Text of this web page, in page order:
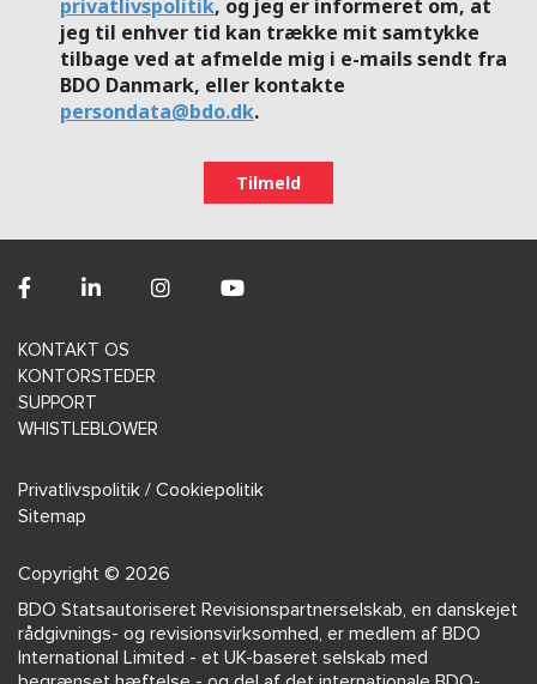
privatlivspolitik, og jeg er informeret om, at
jeg til enhver tid kan trække mit samtykke
tilbage ved at afmelde mig i e-mails sendt fra
BDO Danmark, eller kontakte
persondata@bdo.dk.
Tilmeld
KONTAKT OS
KONTORSTEDER
SUPPORT
WHISTLEBLOWER
Privatlivspolitik / Cookiepolitik
Sitemap
Copyright © 2026
BDO Statsautoriseret Revisionspartnerselskab, en danskejet
rådgivnings- og revisionsvirksomhed, er medlem af BDO
International Limited - et UK-baseret selskab med